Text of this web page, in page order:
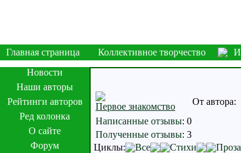
Главная страница Коллективное творчество
Новости
Наши авторы
Рейтинги авторов
Ред колонка
О сайте
Форум
Первое знакомство
От автора:
Написанные отзывы: 0
Полученные отзывы: 3
Циклы:
Все Стихи Проза